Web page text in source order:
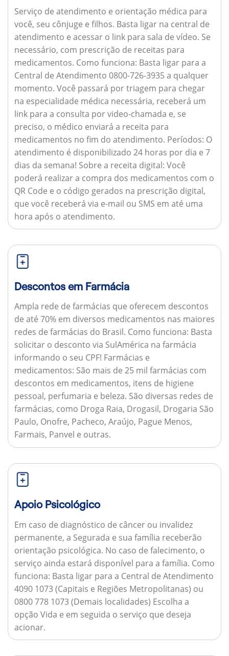
Serviço de atendimento e orientação médica para
você, seu cônjuge e filhos. Basta ligar na central de
atendimento e acessar o link para sala de vídeo. Se
necessário, com prescrição de receitas para
medicamentos. Como funciona: Basta ligar para a
Central de Atendimento 0800-726-3935 a qualquer
momento. Você passará por triagem para chegar
na especialidade médica necessária, receberá um
link para a consulta por video-chamada e, se
preciso, o médico enviará a receita para
medicamentos no fim do atendimento. Períodos: O
atendimento é disponibilizado 24 horas por dia e 7
dias da semana! Sobre a receita digital: Você
poderá realizar a compra dos medicamentos com o
QR Code e o código gerados na prescrição digital,
que você receberá via e-mail ou SMS em até uma
hora após o atendimento.
Descontos em Farmácia
Ampla rede de farmácias que oferecem descontos
de até 70% em diversos medicamentos nas maiores
redes de farmácias do Brasil. Como funciona: Basta
solicitar o desconto via SulAmérica na farmácia
informando o seu CPF! Farmácias e
medicamentos: São mais de 25 mil farmácias com
descontos em medicamentos, itens de higiene
pessoal, perfumaria e beleza. São diversas redes de
farmácias, como Droga Raia, Drogasil, Drogaria São
Paulo, Onofre, Pacheco, Araújo, Pague Menos,
Farmais, Panvel e outras.
Apoio Psicológico
Em caso de diagnóstico de câncer ou invalidez
permanente, a Segurada e sua família receberão
orientação psicológica. No caso de falecimento, o
serviço ainda estará disponível para a família. Como
funciona: Basta ligar para a Central de Atendimento
4090 1073 (Capitais e Regiões Metropolitanas) ou
0800 778 1073 (Demais localidades) Escolha a
opção Vida e em seguida o serviço que deseja
acionar.